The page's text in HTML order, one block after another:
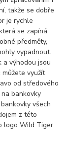
takže se dobře
je rychle
se zapíná
předměty,
vypadnout.
a výhodou jsou
využít
od středového
bankovky
všech
z této
logo Wild Tiger.